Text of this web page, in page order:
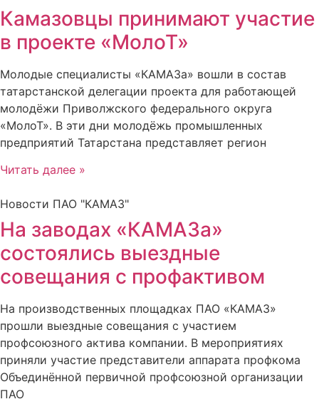
Камазовцы принимают участие
в проекте «МолоТ»
Молодые специалисты «КАМАЗа» вошли в состав
татарстанской делегации проекта для работающей
молодёжи Приволжского федерального округа
«МолоТ». В эти дни молодёжь промышленных
предприятий Татарстана представляет регион
Читать далее »
Новости ПАО "КАМАЗ"
На заводах «КАМАЗа»
состоялись выездные
совещания с профактивом
На производственных площадках ПАО «КАМАЗ»
прошли выездные совещания с участием
профсоюзного актива компании. В мероприятиях
приняли участие представители аппарата профкома
Объединённой первичной профсоюзной организации
ПАО